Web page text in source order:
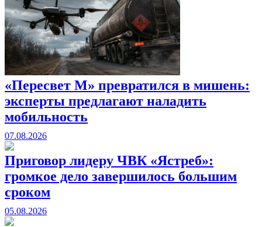
«Пересвет М» превратился в мишень:
эксперты предлагают наладить
мобильность
07.08.2026
Приговор лидеру ЧВК «Ястреб»:
громкое дело завершилось большим
сроком
05.08.2026